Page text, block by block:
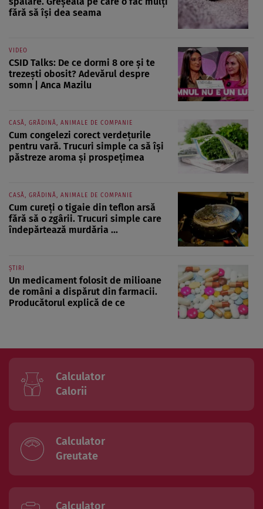
fără să își dea seama
VIDEO
CSID Talks: De ce dormi 8 ore și te
trezești obosit? Adevărul despre
somn | Anca Mazilu
CASĂ, GRĂDINĂ, ANIMALE DE COMPANIE
Cum congelezi corect verdețurile
pentru vară. Trucuri simple ca să își
păstreze aroma și prospețimea
CASĂ, GRĂDINĂ, ANIMALE DE COMPANIE
Cum cureți o tigaie din teflon arsă
fără să o zgârii. Trucuri simple care
îndepărtează murdăria ...
ȘTIRI
Un medicament folosit de milioane
de români a dispărut din farmacii.
Producătorul explică de ce
Calculator
Calorii
Calculator
Greutate
Calculator